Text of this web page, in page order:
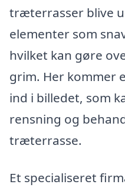
træterrasser blive
elementer som
hvilket kan gøre
grim. Her kommer
ind i billedet, som
rensning og
træterrasse.
Et specialiseret